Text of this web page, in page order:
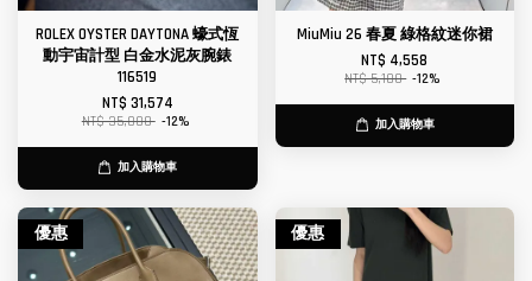
ROLEX OYSTER DAYTONA 蠔式恆
動宇宙計型 白金水泥灰腕錶
116519
NT$ 31,574
NT$ 35,880 -12%
加入購物車
MiuMiu 26 春夏 綠格紋迷你裙
NT$ 4,558
NT$ 5,180 -12%
加入購物車
優惠 優惠